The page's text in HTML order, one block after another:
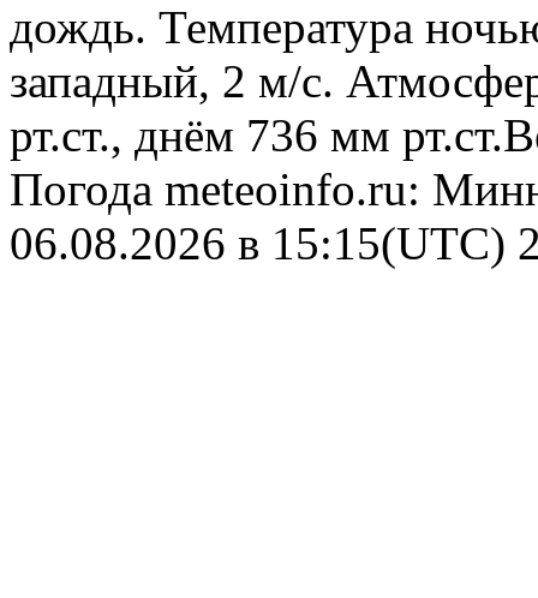
дождь. Температура
западный, 2 м/с.
рт.ст., днём 736 мм
Погода meteoinfo.ru:
06.08.2026 в 15:15(UTC)